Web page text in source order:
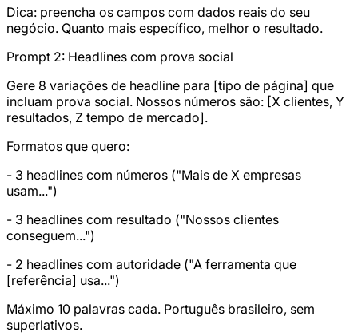
Dica: preencha os campos com dados reais do seu
negócio. Quanto mais específico, melhor o resultado.
Prompt 2: Headlines com prova social
Gere 8 variações de headline para [tipo de página] que
incluam prova social. Nossos números são: [X clientes, Y
resultados, Z tempo de mercado].
Formatos que quero:
- 3 headlines com números ("Mais de X empresas
usam...")
- 3 headlines com resultado ("Nossos clientes
conseguem...")
- 2 headlines com autoridade ("A ferramenta que
[referência] usa...")
Máximo 10 palavras cada. Português brasileiro, sem
superlativos.